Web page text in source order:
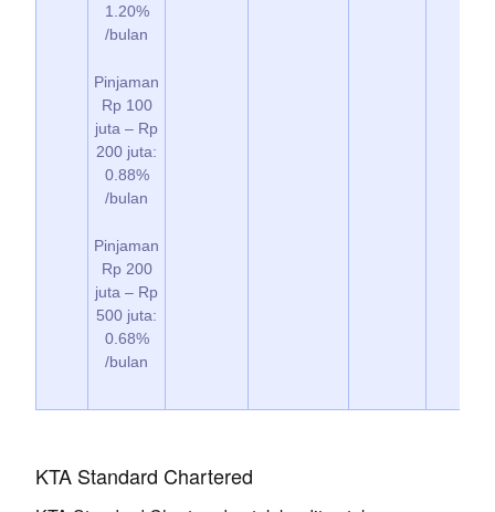
1.20%
/bulan
Pinjaman
Rp 100
juta – Rp
200 juta:
0.88%
/bulan
Pinjaman
Rp 200
juta – Rp
500 juta:
0.68%
/bulan
KTA Standard Chartered